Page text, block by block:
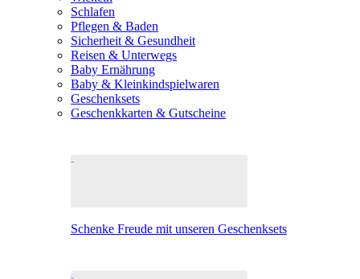
Schlafen
Pflegen & Baden
Sicherheit & Gesundheit
Reisen & Unterwegs
Baby Ernährung
Baby & Kleinkindspielwaren
Geschenksets
Geschenkkarten & Gutscheine
Schenke Freude mit unseren Geschenksets